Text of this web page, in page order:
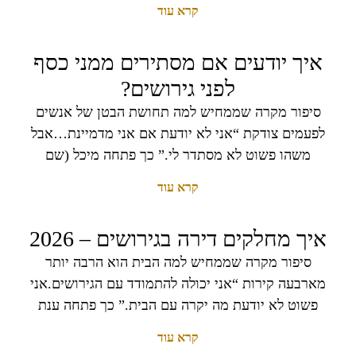
קרא עוד
איך יודעים אם מסתירים ממני כסף
לפני גירושים?
סיפור מקרה שממחיש למה תחושת הבטן של אנשים
לפעמים צודקת “אני לא יודעת אם אני מדמיינת…אבל
משהו פשוט לא מסתדר לי.” כך פתחה מיכל (שם
קרא עוד
איך מחלקים דירה בגירושים – 2026
סיפור מקרה שממחיש למה הבית הוא הרבה יותר
מארבעה קירות “אני יכולה להתמודד עם הגירושים.אני
פשוט לא יודעת מה יקרה עם הבית.” כך פתחה ענת
קרא עוד